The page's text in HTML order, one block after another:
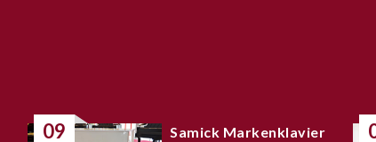
09
Samick Markenklavier